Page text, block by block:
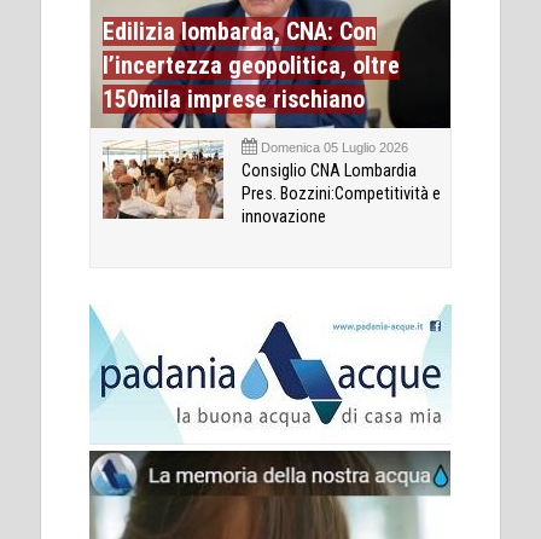
Edilizia lombarda, CNA: Con
l’incertezza geopolitica, oltre
150mila imprese rischiano
Domenica 05 Luglio 2026
Consiglio CNA Lombardia
Pres. Bozzini:Competitività e
innovazione